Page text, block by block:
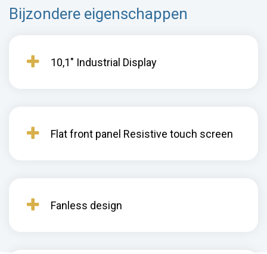
Bijzondere eigenschappen
10,1" Industrial Display
Flat front panel Resistive touch screen
Fanless design